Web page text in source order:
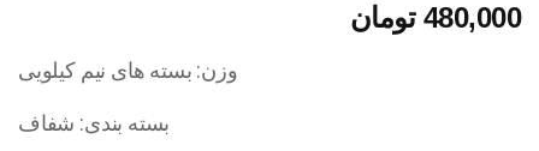
480,000 تومان
وزن: بسته های نیم کیلویی
بسته بندی: شفاف